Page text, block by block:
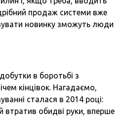
продаж системи вже
новинку зможуть люди
в боротьбі з
кінцівок. Нагадаємо,
сталася в 2014 році:
втратив обидві руки, вперше